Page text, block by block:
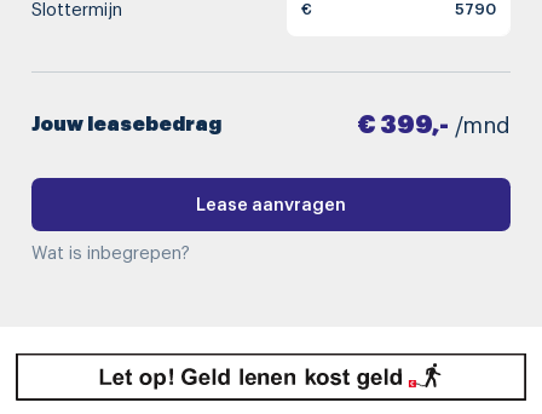
Slottermijn €
Jouw leasebedrag € 399,- /mnd
Lease aanvragen
Wat is inbegrepen?